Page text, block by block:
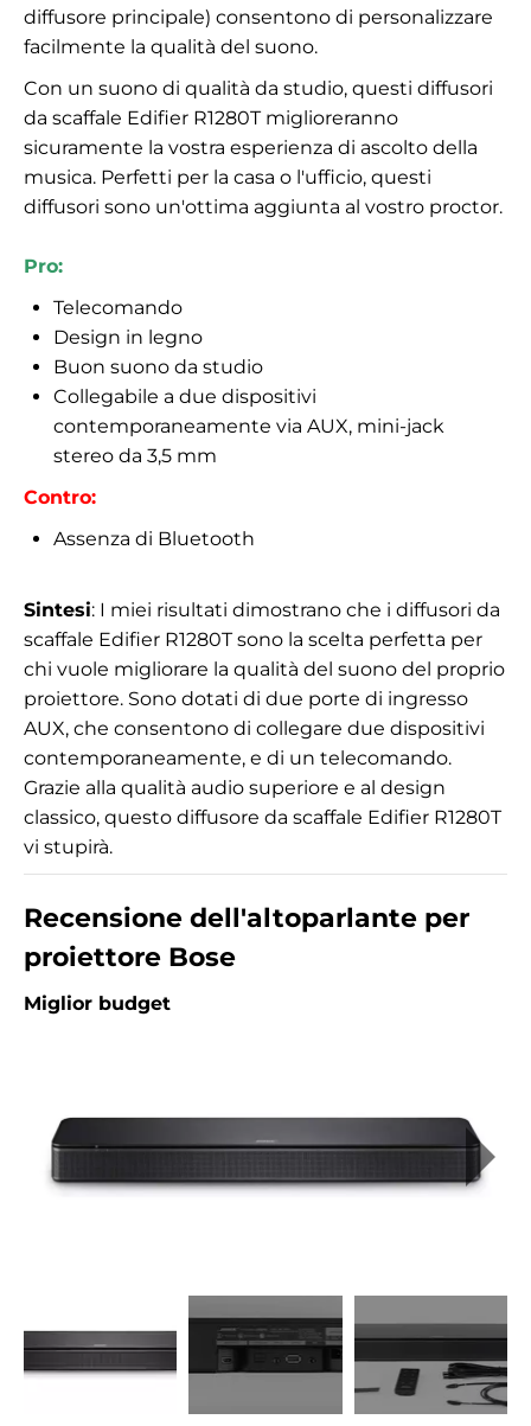
diffusore principale) consentono di personalizzare
facilmente la qualità del suono.
Con un suono di qualità da studio, questi diffusori
da scaffale Edifier R1280T miglioreranno
sicuramente la vostra esperienza di ascolto della
musica. Perfetti per la casa o l'ufficio, questi
diffusori sono un'ottima aggiunta al vostro proctor.
Pro:
Telecomando
Design in legno
Buon suono da studio
Collegabile a due dispositivi
contemporaneamente via AUX, mini-jack
stereo da 3,5 mm
Contro:
Assenza di Bluetooth
Sintesi: I miei risultati dimostrano che i diffusori da
scaffale Edifier R1280T sono la scelta perfetta per
chi vuole migliorare la qualità del suono del proprio
proiettore. Sono dotati di due porte di ingresso
AUX, che consentono di collegare due dispositivi
contemporaneamente, e di un telecomando.
Grazie alla qualità audio superiore e al design
classico, questo diffusore da scaffale Edifier R1280T
vi stupirà.
Recensione dell'altoparlante per
proiettore Bose
Miglior budget